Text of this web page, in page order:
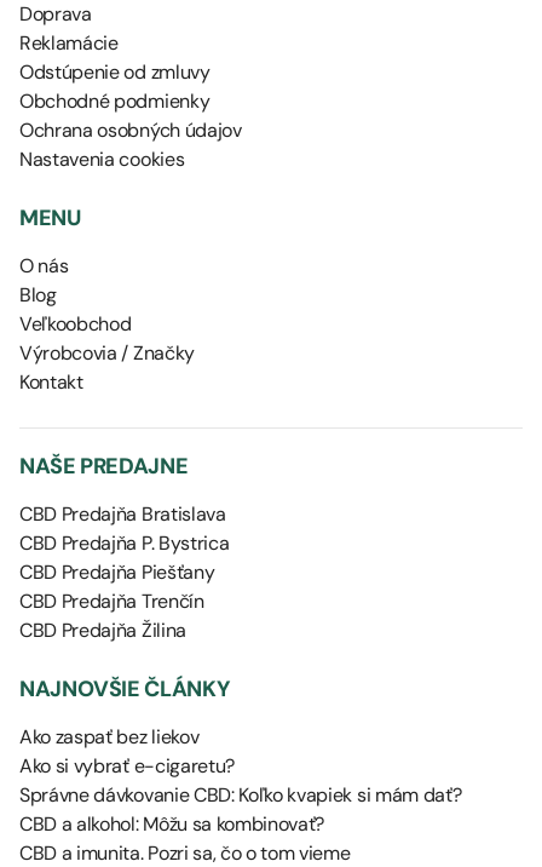
Doprava
Reklamácie
Odstúpenie od zmluvy
Obchodné podmienky
Ochrana osobných údajov
Nastavenia cookies
MENU
O nás
Blog
Veľkoobchod
Výrobcovia / Značky
Kontakt
NAŠE PREDAJNE
CBD Predajňa Bratislava
CBD Predajňa P. Bystrica
CBD Predajňa Piešťany
CBD Predajňa Trenčín
CBD Predajňa Žilina
NAJNOVŠIE ČLÁNKY
Ako zaspať bez liekov
Ako si vybrať e-cigaretu?
Správne dávkovanie CBD: Koľko kvapiek si mám dať?
CBD a alkohol: Môžu sa kombinovať?
CBD a imunita. Pozri sa, čo o tom vieme